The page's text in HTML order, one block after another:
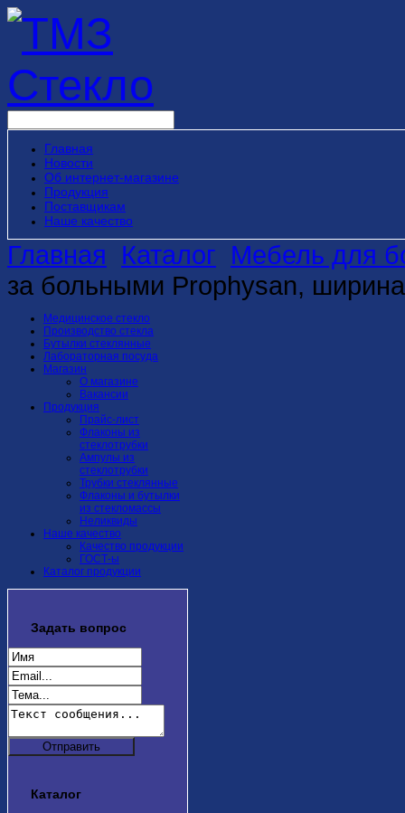
Главная
Новости
Об интернет-магазине
Продукция
Поставщикам
Наше качество
Главная Каталог Мебель для
за больными Prophysan,
Медицинское стекло
Производство стекла
Бутылки стеклянные
Лабораторная посуда
Магазин
О магазине
Вакансии
Продукция
Прайс-лист
Флаконы из
стеклотрубки
Ампулы из
стеклотрубки
Трубки стеклянные
Флаконы и бутылки
из стекломассы
Неликвиды
Наше качество
Качество продукции
ГОСТ-ы
Каталог продукции
Задать вопрос
Каталог